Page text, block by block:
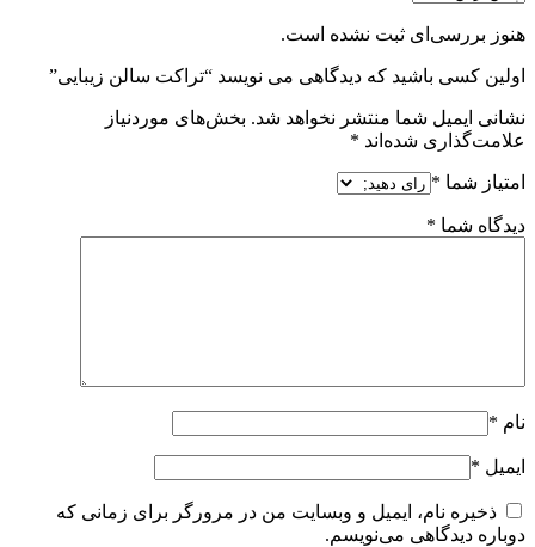
هنوز بررسی‌ای ثبت نشده است.
اولین کسی باشید که دیدگاهی می نویسد “تراکت سالن زیبایی”
نشانی ایمیل شما منتشر نخواهد شد. بخش‌های موردنیاز
علامت‌گذاری شده‌اند *
امتیاز شما *
دیدگاه شما *
نام *
ایمیل *
ذخیره نام، ایمیل و وبسایت من در مرورگر برای زمانی که
دوباره دیدگاهی می‌نویسم.